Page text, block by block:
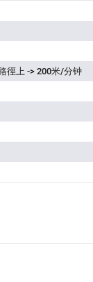
徑上 -> 200米/分钟